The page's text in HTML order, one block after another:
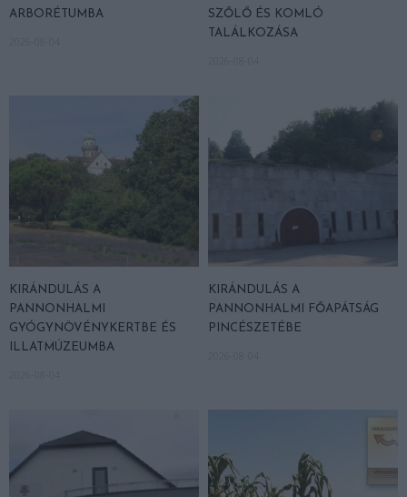
ARBORÉTUMBA
SZŐLŐ ÉS KOMLÓ
TALÁLKOZÁSA
KIRÁNDULÁS A
PANNONHALMI
GYÓGYNÖVÉNYKERTBE ÉS
ILLATMÚZEUMBA
KIRÁNDULÁS A
PANNONHALMI FŐAPÁTSÁG
PINCÉSZETÉBE